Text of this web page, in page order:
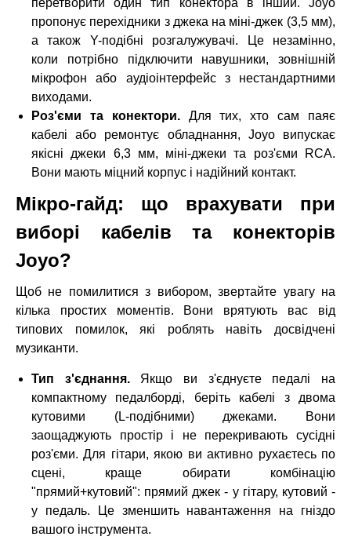
перетворити один тип конектора в інший. Joyo
пропонує перехідники з джека на міні-джек (3,5 мм),
а також Y-подібні розгалужувачі. Це незамінно,
коли потрібно підключити навушники, зовнішній
мікрофон або аудіоінтерфейс з нестандартними
виходами.
Роз'єми та конектори.Для тих, хто сам паяє
кабелі або ремонтує обладнання, Joyo випускає
якісні джеки 6,3 мм, міні-джеки та роз'єми RCA.
Вони мають міцний корпус і надійний контакт.
Мікро-гайд: що врахувати при
виборі кабелів та конекторів
Joyo?
Щоб не помилитися з вибором, звертайте увагу на
кілька простих моментів. Вони врятують вас від
типових помилок, які роблять навіть досвідчені
музиканти.
Тип з'єднання.Якщо ви з'єднуєте педалі на
компактному педалборді, беріть кабелі з двома
кутовими (L-подібними) джеками. Вони
заощаджують простір і не перекривають сусідні
роз'єми. Для гітари, якою ви активно рухаєтесь по
сцені, краще обирати комбінацію
"прямий+кутовий": прямий джек - у гітару, кутовий -
у педаль. Це зменшить навантаження на гніздо
вашого інструмента.